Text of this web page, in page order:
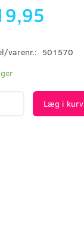
varenr.: 501570
Læg i kurv